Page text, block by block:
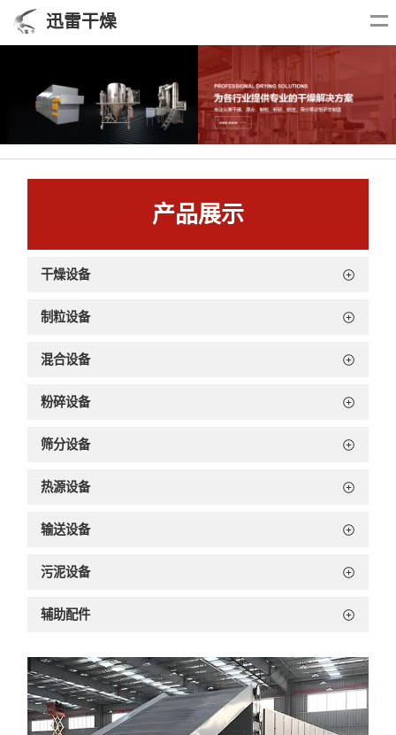
迅雷干燥
产品展示
干燥设备
制粒设备
混合设备
粉碎设备
筛分设备
热源设备
输送设备
污泥设备
辅助配件